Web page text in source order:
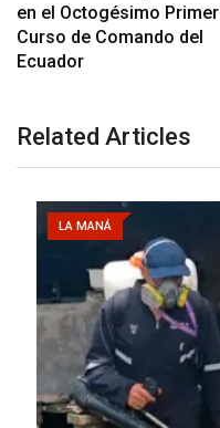
en el Octogésimo Primer
Curso de Comando del
Ecuador
Related Articles
LA MANÁ